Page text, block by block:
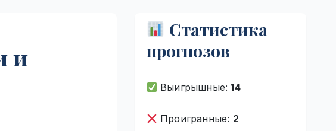
и
Статистика
прогнозов
Выигрышные:14
Проигранные: 2